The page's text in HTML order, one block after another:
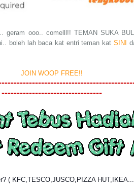
geram ooo.. comelll!! TEMAN SUKA
boleh lah baca kat entri teman kat SINI
JOIN WOOP FREE!!
---------------------------------
( KFC,TESCO,JUSCO,PIZZA